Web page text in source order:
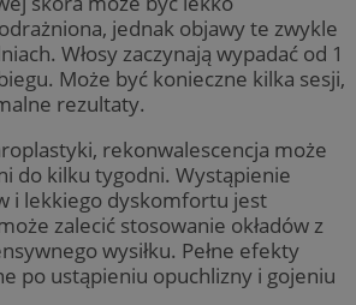
jednak objawy te zwykle
Włosy zaczynają wypadać od 1
Może być konieczne kilka sesji,
rezultaty.
rekonwalescencja może
do kilku tygodni. Wystąpienie
i lekkiego dyskomfortu jest
zalecić stosowanie okładów z
wysiłku. Pełne efekty
po ustąpieniu opuchlizny i gojeniu